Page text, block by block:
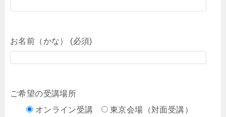
お名前（かな） (必須)
ご希望の受講場所
オンライン受講
東京会場（対面受講）